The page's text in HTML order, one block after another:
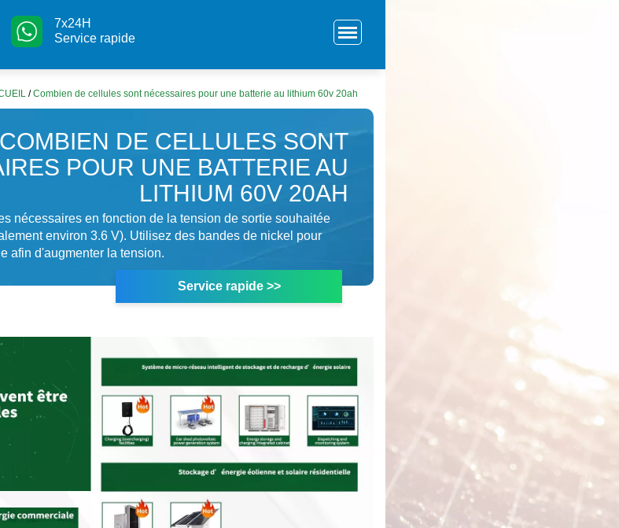
7x24H
Service rapide
/Combien de cellules sont nécessaires pour une batterie au lithium 60v 20ah
COMBIEN DE CELLULES SONT
POUR UNE BATTERIE AU
LITHIUM 60V 20AH
nécessaires en fonction de la tension de sortie souhaitée
environ 3.6 V). Utilisez des bandes de nickel pour
afin d'augmenter la tension.
Service rapide >>